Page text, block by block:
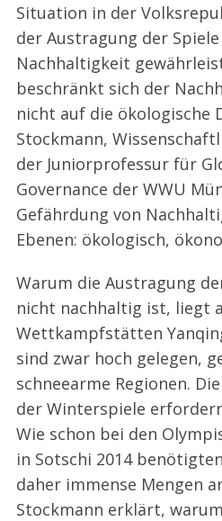
Situation in der
der Austragung der
Nachhaltigkeit
beschränkt sich der
nicht auf die ökologische
Stockmann,
der Juniorprofessur für
Governance der WWU
Gefährdung von
Ebenen: ökologisch,
Warum die Austragung
nicht nachhaltig ist, liegt
Wettkampfstätten
sind zwar hoch gelegen,
schneearme Regionen.
der Winterspiele
Wie schon bei den
in Sotschi 2014
daher immense Mengen
Stockmann erklärt,
S
e
a